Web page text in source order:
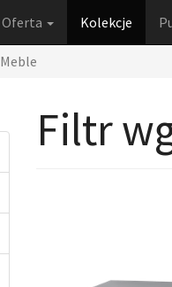
Oferta Kolekcje
Meble
Filtr